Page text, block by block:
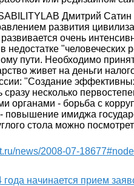
Дмитрий
развития
развивается очень
недостатке
пути. Необходимо
живет на деньги
"Создание
сразу несколько
органами - борьба с
повышение имиджа
стола можно
news/2008-07-
года начинается прием